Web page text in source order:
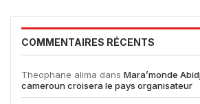
COMMENTAIRES RÉCENTS
Theophane alima dans Mara’monde
cameroun croisera le pays organisateur